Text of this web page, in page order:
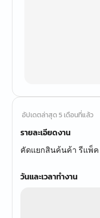
อัปเดตล่าสุด 5 เดือนที่แล้ว
รายละเอียดงาน
คัดแยกสินค้นค้า รีแพ็
วันและเวลาทำงาน